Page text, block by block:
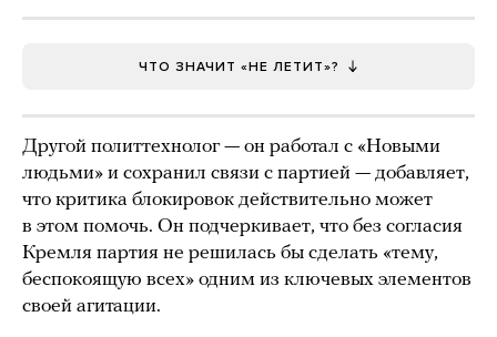
ЧТО ЗНАЧИТ «НЕ ЛЕТИТ»?
Другой политтехнолог — он работал с «Новыми
людьми» и сохранил связи с партией — добавляет,
что критика блокировок действительно может
в этом помочь. Он подчеркивает, что без согласия
Кремля партия не решилась бы сделать «тему,
беспокоящую всех» одним из ключевых элементов
своей агитации.